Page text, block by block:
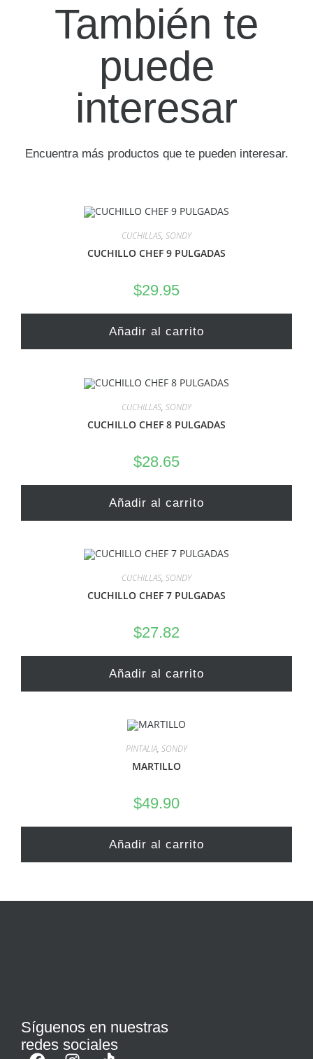
También te
puede
interesar
Encuentra más productos que te pueden interesar.
CUCHILLAS, SONDY
CUCHILLO CHEF 9 PULGADAS
$29.95
Añadir al carrito
CUCHILLAS, SONDY
CUCHILLO CHEF 8 PULGADAS
$28.65
Añadir al carrito
CUCHILLAS, SONDY
CUCHILLO CHEF 7 PULGADAS
$27.82
Añadir al carrito
PINTALIA, SONDY
MARTILLO
$49.90
Añadir al carrito
Síguenos en nuestras
redes sociales